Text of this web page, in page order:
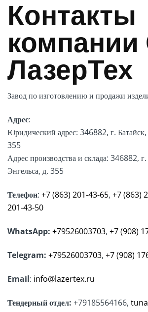
Контакты
ЛазерТех
Завод по изготовлению и продажи
Адрес:
Юридический адрес: 346882, г. Батайск,
355
Адрес производства и склада: 346882, г.
Энгельса, д. 355
Телефон: +7 (863) 201-43-65, +7 (863)
201-43-50
WhatsApp: +79526003703, +7 (908)
Telegram: +79526003703, +7 (908)
Email: info@lazertex.ru
Тендерный отдел: +79185564166,